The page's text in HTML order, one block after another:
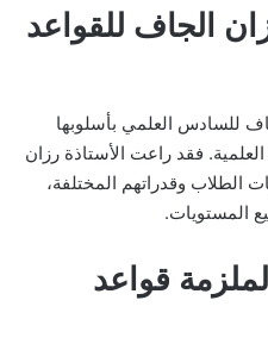
الجاف للقواعد
للسادس العلمي بأسلوبها
فقد راعت الأستاذة رزان
الطلاب وقدراتهم المختلفة،
المستويات.
قواعد